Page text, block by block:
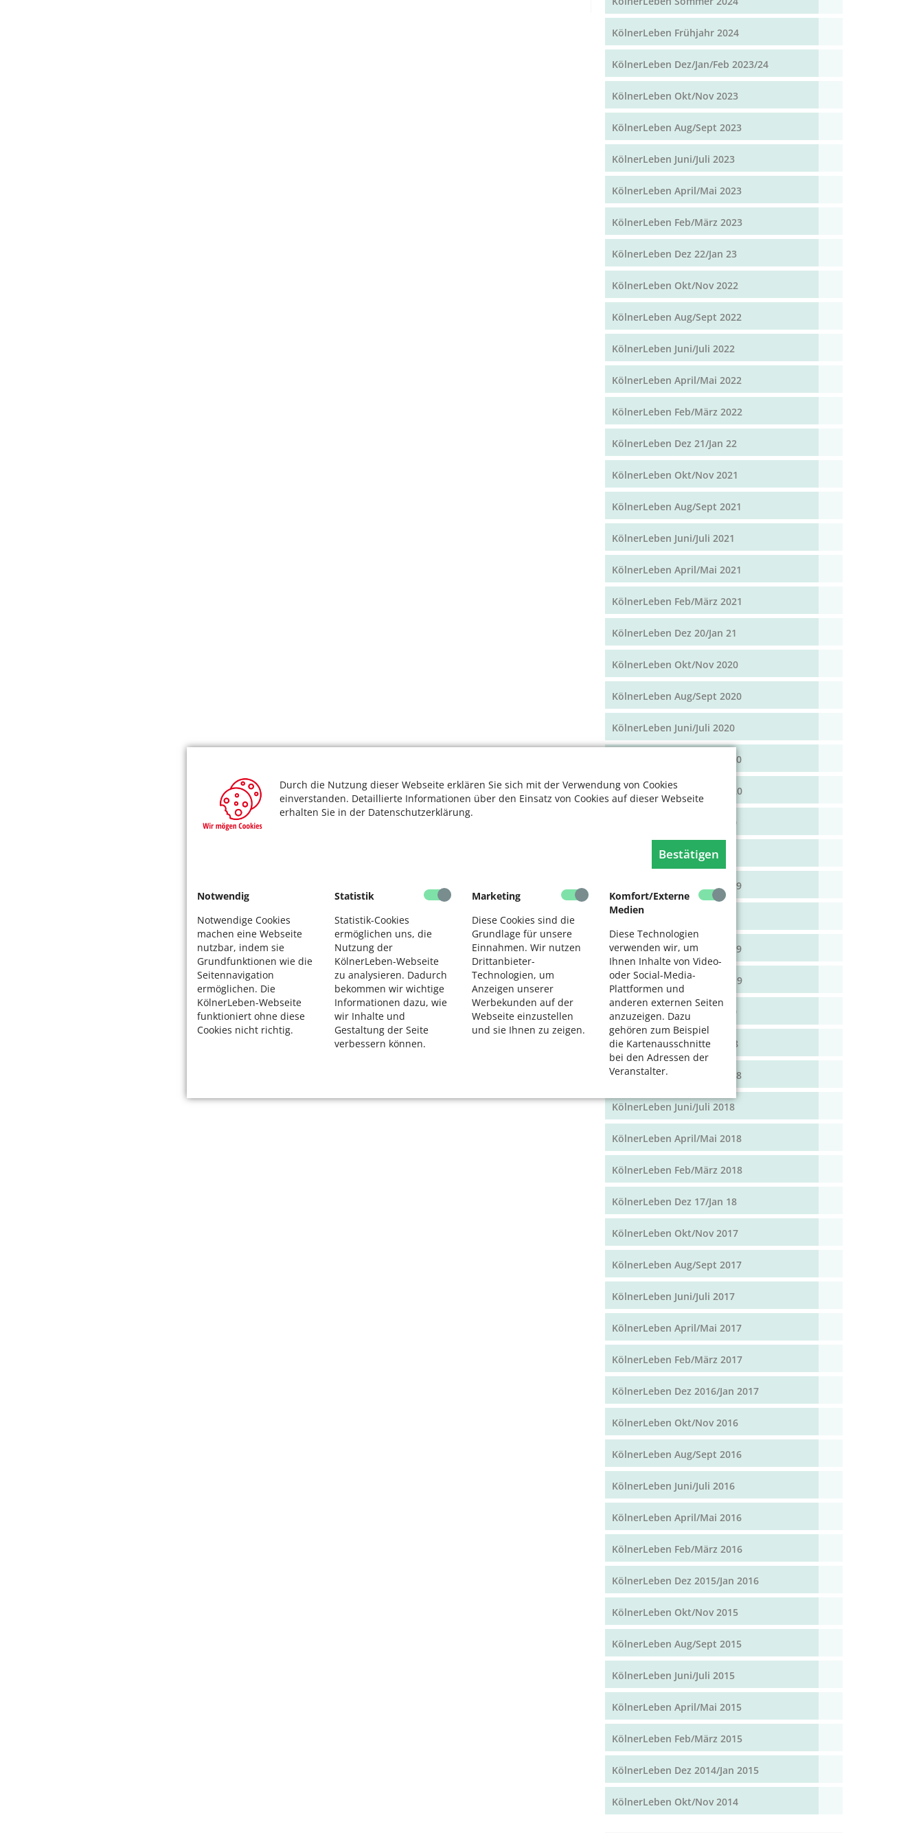
Durch die Nutzung dieser Webseite erklären Sie sich mit der Verwendung von Cookies
einverstanden. Detaillierte Informationen über den Einsatz von Cookies auf dieser Webseite
erhalten Sie in der Datenschutzerklärung.
Bestätigen
Notwendig
Notwendige Cookies
machen eine Webseite
nutzbar, indem sie
Grundfunktionen wie die
Seitennavigation
ermöglichen. Die
KölnerLeben-Webseite
funktioniert ohne diese
Cookies nicht richtig.
Statistik
Statistik-Cookies
ermöglichen uns, die
Nutzung der
KölnerLeben-Webseite
zu analysieren. Dadurch
bekommen wir wichtige
Informationen dazu, wie
wir Inhalte und
Gestaltung der Seite
verbessern können.
Marketing
Diese Cookies sind die
Grundlage für unsere
Einnahmen. Wir nutzen
Drittanbieter-
Technologien, um
Anzeigen unserer
Werbekunden auf der
Webseite einzustellen
und sie Ihnen zu zeigen.
Komfort/Externe
Medien
Diese Technologien
verwenden wir, um
Ihnen Inhalte von Video-
oder Social-Media-
Plattformen und
anderen externen Seiten
anzuzeigen. Dazu
gehören zum Beispiel
die Kartenausschnitte
bei den Adressen der
Veranstalter.
KölnerLeben Frühjahr 2024
KölnerLeben Dez/Jan/Feb 2023/24
KölnerLeben Okt/Nov 2023
KölnerLeben Aug/Sept 2023
KölnerLeben Juni/Juli 2023
KölnerLeben April/Mai 2023
KölnerLeben Feb/März 2023
KölnerLeben Dez 22/Jan 23
KölnerLeben Okt/Nov 2022
KölnerLeben Aug/Sept 2022
KölnerLeben Juni/Juli 2022
KölnerLeben April/Mai 2022
KölnerLeben Feb/März 2022
KölnerLeben Dez 21/Jan 22
KölnerLeben Okt/Nov 2021
KölnerLeben Aug/Sept 2021
KölnerLeben Juni/Juli 2021
KölnerLeben April/Mai 2021
KölnerLeben Feb/März 2021
KölnerLeben Dez 20/Jan 21
KölnerLeben Okt/Nov 2020
KölnerLeben Aug/Sept 2020
KölnerLeben Juni/Juli 2020
KölnerLeben April/Mai 2020
KölnerLeben Feb/März 2020
KölnerLeben Dez 19/Jan 20
KölnerLeben Okt/Nov 19
KölnerLeben Aug/Sept 2019
KölnerLeben Juni/Juli 2019
KölnerLeben April/Mai 2019
KölnerLeben Feb/März 2019
KölnerLeben Dez 18/Jan 19
KölnerLeben Okt/Nov 2018
KölnerLeben Aug/Sept 2018
KölnerLeben Juni/Juli 2018
KölnerLeben April/Mai 2018
KölnerLeben Feb/März 2018
KölnerLeben Dez 17/Jan 18
KölnerLeben Okt/Nov 2017
KölnerLeben Aug/Sept 2017
KölnerLeben Juni/Juli 2017
KölnerLeben April/Mai 2017
KölnerLeben Feb/März 2017
KölnerLeben Dez 2016/Jan 2017
KölnerLeben Okt/Nov 2016
KölnerLeben Aug/Sept 2016
KölnerLeben Juni/Juli 2016
KölnerLeben April/Mai 2016
KölnerLeben Feb/März 2016
KölnerLeben Dez 2015/Jan 2016
KölnerLeben Okt/Nov 2015
KölnerLeben Aug/Sept 2015
KölnerLeben Juni/Juli 2015
KölnerLeben April/Mai 2015
KölnerLeben Feb/März 2015
KölnerLeben Dez 2014/Jan 2015
KölnerLeben Okt/Nov 2014